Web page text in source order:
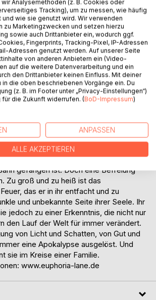
Das war sie schon immer. Doch
einen Mann ermordet, bricht eine
die sie ihr Leben lang nicht nur in sich
in der ganzen Welt stetig bekämpft
Ihre Tat konfrontiert sie nicht nur mit
Bösen. Dass dieses Wesen, der
schon seit ihrer Kindheit ein Teil ihres
vor langer Zeit einen Pakt mit ihrer
hat, wird ihr erst klar, als sie schon
gefangen ist. Doch eine Befreiung
Zu groß und zu heiß ist das
das er in ihr entfacht und zu
und unbekannte Seite ihrer Seele. Ihr
jedoch zu einer Erkenntnis, die nicht nur
den Lauf der Welt für immer verändert.
von Licht und Schatten, von Gut und
eine Apokalypse ausgelöst. Und
sie im Kreise einer Familie.
www.euphoria-lane.de
Analysemethoden (z. B. Cookies oder
Tracking), um zu messen, wie häufig
wie sie genutzt wird. Wir verwenden
zu Marketingzwecken und setzen hierzu
sowie auch Drittanbieter ein, wodurch ggf.
Fingerprints, Tracking-Pixel, IP-Adressen
Adressen genutzt werden. Auf unserer Seite
von anderen Anbietern ein (Video-
auf die weitere Datenverarbeitung und ein
den Drittanbieter keinen Einfluss. Mit deiner
die oben beschriebenen Vorgänge ein. Du
(z. B. im Footer unter „Privacy-Einstellungen“)
die Zukunft widerrufen. (BoD-Impressum)
ANPASSEN
ALLE AKZEPTIEREN